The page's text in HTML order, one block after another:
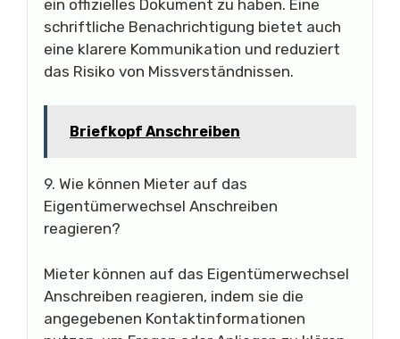
ein offizielles Dokument zu haben. Eine
schriftliche Benachrichtigung bietet auch
eine klarere Kommunikation und reduziert
das Risiko von Missverständnissen.
Briefkopf Anschreiben
9. Wie können Mieter auf das
Eigentümerwechsel Anschreiben
reagieren?
Mieter können auf das Eigentümerwechsel
Anschreiben reagieren, indem sie die
angegebenen Kontaktinformationen